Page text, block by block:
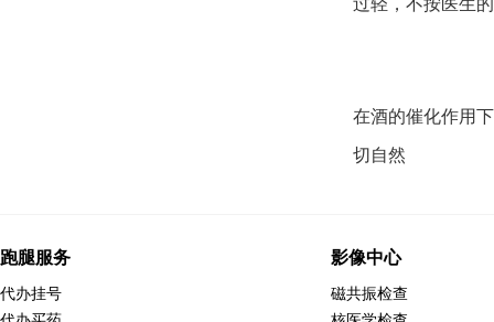
过轻，不按医生
在酒的催化作用
切自然
跑腿服务 影像中心
代办挂号
磁共振检查